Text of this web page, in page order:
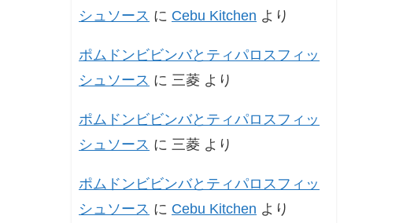
シュソース に Cebu Kitchen より
ポムドンビビンバとティパロスフィッ
シュソース に 三菱 より
ポムドンビビンバとティパロスフィッ
シュソース に 三菱 より
ポムドンビビンバとティパロスフィッ
シュソース に Cebu Kitchen より